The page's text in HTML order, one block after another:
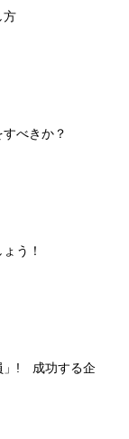
方
べきか？
う！
」! 成功する企